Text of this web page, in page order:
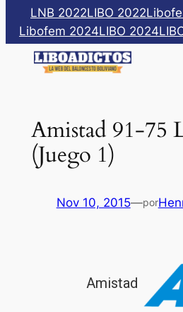
Saltar
contenido
LNB 2022LIBO 2022
Libofem 2024LIBO 2024
Amistad 91-75
(Juego 1)
Nov 10, 2015—por
Amistad